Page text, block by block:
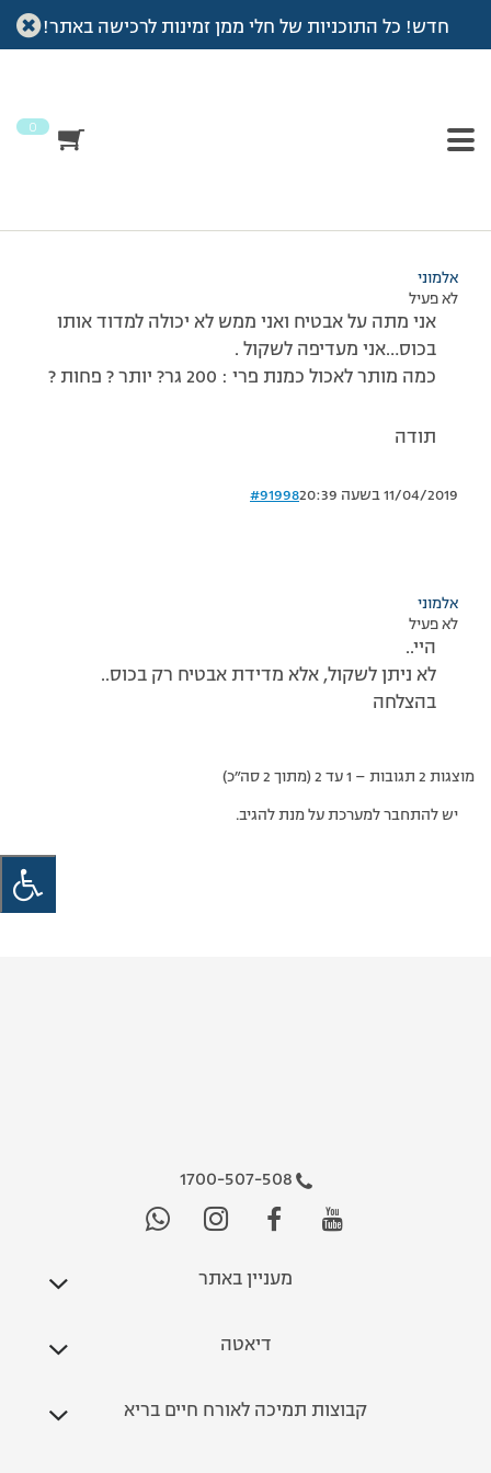
חדש! כל התוכניות של חלי ממן זמינות לרכישה באתר!
0
עמוד הבית >דיונים>פורום >אבטיח
מוצגות 2 תגובות – 1 עד 2 (מתוך 2 סה״כ)
אלמוני
לא פעיל
אני מתה על אבטיח ואני ממש לא יכולה למדוד אותו
בכוס…אני מעדיפה לשקול .
כמה מותר לאכול כמנת פרי : 200 גר? יותר ? פחות ?
תודה
11/04/2019 בשעה 20:39 #91998
אלמוני
לא פעיל
היי..
לא ניתן לשקול, אלא מדידת אבטיח רק בכוס..
בהצלחה
מוצגות 2 תגובות – 1 עד 2 (מתוך 2 סה״כ)
יש להתחבר למערכת על מנת להגיב.
1700-507-508
מעניין באתר
דיאטה
קבוצות תמיכה לאורח חיים בריא